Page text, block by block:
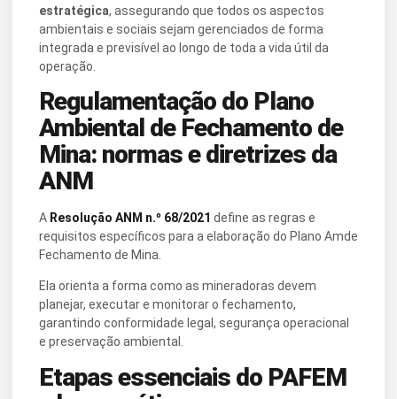
estratégica, assegurando que todos os aspectos
ambientais e sociais sejam gerenciados de forma
integrada e previsível ao longo de toda a vida útil da
operação.
Regulamentação do Plano
Ambiental de Fechamento de
Mina: normas e diretrizes da
ANM
A Resolução ANM n.º 68/2021 define as regras e
requisitos específicos para a elaboração do Plano Amde
Fechamento de Mina.
Ela orienta a forma como as mineradoras devem
planejar, executar e monitorar o fechamento,
garantindo conformidade legal, segurança operacional
e preservação ambiental.
Etapas essenciais do PAFEM